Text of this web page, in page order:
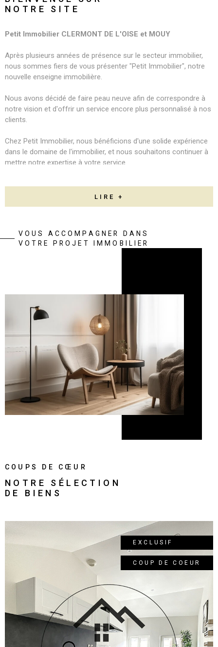
NOTRE SITE
Petit Immobilier CLERMONT DE L'OISE et MOUY
Après plusieurs années de présence sur le secteur immobilier,
nous sommes fiers de vous présenter "Petit Immobilier", notre
nouvelle enseigne immobilière.
Nous avons décidé de faire peau neuve afin de correspondre à
notre vision et d'offrir un service encore plus personnalisé à nos
clients.
Chez Petit Immobilier, nous bénéficions d'une solide expérience
dans le domaine de l'immobilier, et nous souhaitons continuer à
mettre notre expertise à votre service.
immobilier, notre équipe dévouée est là pour vous accompagner
et vous guider tout au long du processus.
LIRE +
VOUS ACCOMPAGNER DANS
VOTRE PROJET IMMOBILIER
COUPS DE CŒUR
NOTRE SÉLECTION
DE BIENS
EXCLUSIF
COUP DE COEUR